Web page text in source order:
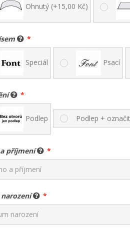
Ohnutý (+15,00 Kč)
Speciál Psací
Podlep Podlep +
a příjmení